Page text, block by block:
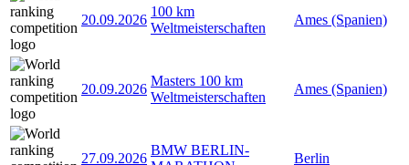
20.09.2026
100 km
Weltmeisterschaften
Ames (Spanien)
20.09.2026
Masters 100 km
Weltmeisterschaften
Ames (Spanien)
27.09.2026
BMW BERLIN-
Berlin